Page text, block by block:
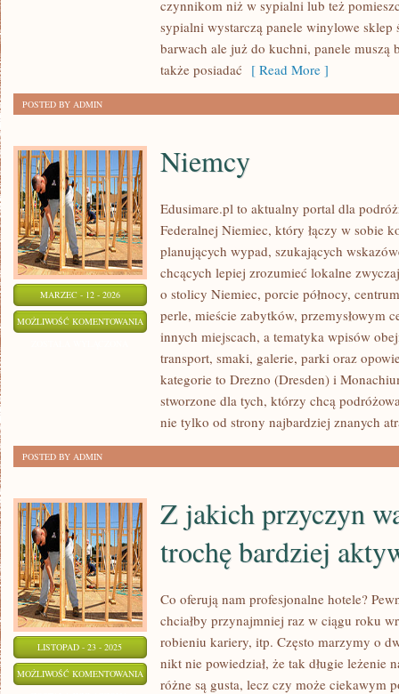
MIESZKANIA
czynnikom niż w sypialni lub też
sypialni wystarczą panele winylowe sklep
barwach ale już do kuchni, panele
także posiadać [ Read More ]
POSTED BY ADMIN
MARZEC - 12 - 2026
MOŻLIWOŚĆ KOMENTOWANIA NIEMCY
Niemcy
Edusimare.pl to aktualny portal dla
Federalnej Niemiec, który łączy w sobie
planujących wypad, szukających
chcących lepiej zrozumieć lokalne
o stolicy Niemiec, porcie północy,
perle, mieście zabytków, przemysłowym
innych miejscach, a tematyka wpisów
transport, smaki, galerie, parki oraz
kategorie to Drezno (Dresden) i
stworzone dla tych, którzy chcą
nie tylko od strony najbardziej znanych
POSTED BY ADMIN
LISTOPAD - 23 - 2025
MOŻLIWOŚĆ KOMENTOWANIA
Z jakich przyczyn
trochę bardziej
Co oferują nam profesjonalne hotele?
chciałby przynajmniej raz w ciągu roku
robieniu kariery, itp. Często marzymy o
nikt nie powiedział, że tak długie leżenie
różne są gusta, lecz czy może ciekawym